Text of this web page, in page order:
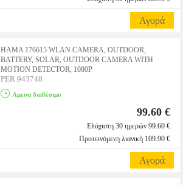
Αγορά
HAMA 176615 WLAN CAMERA, OUTDOOR,
BATTERY, SOLAR, OUTDOOR CAMERA WITH
MOTION DETECTOR, 1080P
PER.943748
Αμεσα διαθέσιμο
99.60 €
Ελάχιστη 30 ημερών 99.60 €
Προτεινόμενη λιανική 109.90 €
Αγορά